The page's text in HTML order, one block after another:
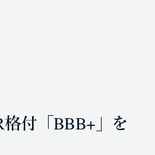
格付「BBB+」を